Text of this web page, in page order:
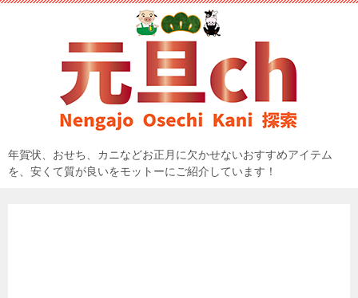
年賀状、おせち、カニなどお正月に欠かせないおすすめアイテム
を、安くて質が良いをモットーにご紹介しています！